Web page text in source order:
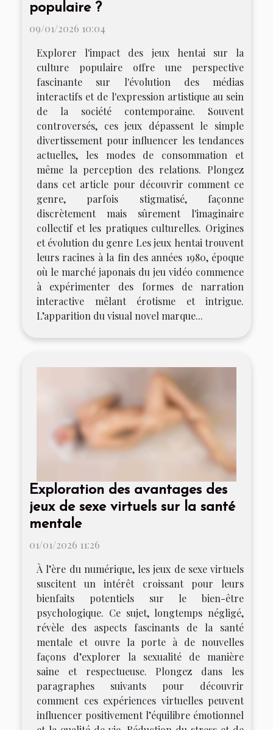
populaire ?
09/01/2026 10:04
Explorer l'impact des jeux hentai sur la
culture populaire offre une perspective
fascinante sur l'évolution des médias
interactifs et de l'expression artistique au sein
de la société contemporaine. Souvent
controversés, ces jeux dépassent le simple
divertissement pour influencer les tendances
actuelles, les modes de consommation et
même la perception des relations. Plongez
dans cet article pour découvrir comment ce
genre, parfois stigmatisé, façonne
discrètement mais sûrement l'imaginaire
collectif et les pratiques culturelles. Origines
et évolution du genre Les jeux hentai trouvent
leurs racines à la fin des années 1980, époque
où le marché japonais du jeu vidéo commence
à expérimenter des formes de narration
interactive mêlant érotisme et intrigue.
L’apparition du visual novel marque...
Exploration des avantages des
jeux de sexe virtuels sur la santé
mentale
01/01/2026 11:26
À l’ère du numérique, les jeux de sexe virtuels
suscitent un intérêt croissant pour leurs
bienfaits potentiels sur le bien-être
psychologique. Ce sujet, longtemps négligé,
révèle des aspects fascinants de la santé
mentale et ouvre la porte à de nouvelles
façons d’explorer la sexualité de manière
saine et respectueuse. Plongez dans les
paragraphes suivants pour découvrir
comment ces expériences virtuelles peuvent
influencer positivement l’équilibre émotionnel